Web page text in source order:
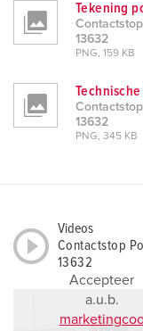
Tekening
13632
PNG, 159 KB
13632
PNG, 345 KB
Videos
Contactstop
13632
Accepteer
a.u.b.